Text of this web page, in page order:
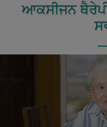
ਆਕਸੀਜਨ